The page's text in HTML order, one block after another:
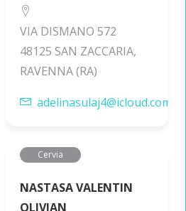
VIA DISMANO 572
48125 SAN ZACCARIA,
RAVENNA (RA)
adelinasulaj4@icloud.com
Cervia
NASTASA VALENTIN
OLIVIAN